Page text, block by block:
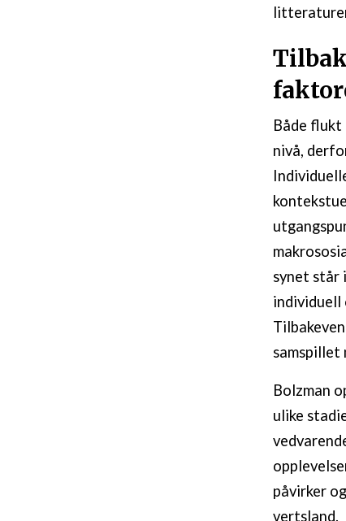
Både
nivå,
synet står
individuell
samspillet
Bolzman
ulike
påvirker
vertsland.